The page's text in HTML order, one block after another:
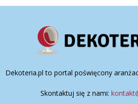
Dekoteria.pl to portal poświęcony
Skontaktuj się z nami: